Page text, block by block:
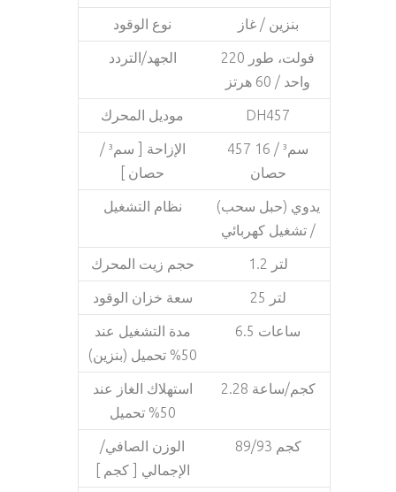
نوع الوقود بنزين / غاز
الجهد/التردد
220 فولت، طور
واحد / 60 هرتز
موديل المحرك DH457
الإزاحة [ سم³ /
حصان ]
457 سم³ / 16
حصان
نظام التشغيل
يدوي (حبل سحب)
/ تشغيل كهربائي
حجم زيت المحرك 1.2 لتر
سعة خزان الوقود 25 لتر
مدة التشغيل عند
50% تحميل (بنزين)
6.5 ساعات
استهلاك الغاز عند
50% تحميل
2.28 كجم/ساعة
الوزن الصافي/
الإجمالي [ كجم ]
89/93 كجم